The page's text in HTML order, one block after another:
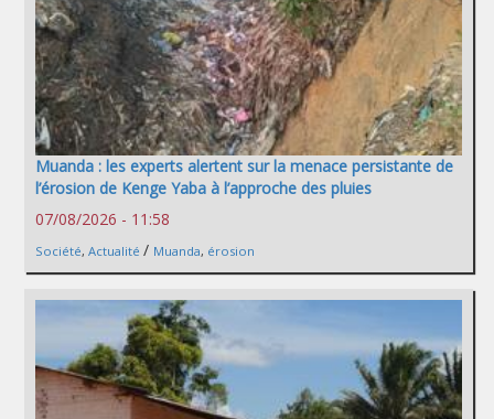
Muanda : les experts alertent sur la menace persistante de
l’érosion de Kenge Yaba à l’approche des pluies
07/08/2026 - 11:58
Société, Actualité / Muanda, érosion